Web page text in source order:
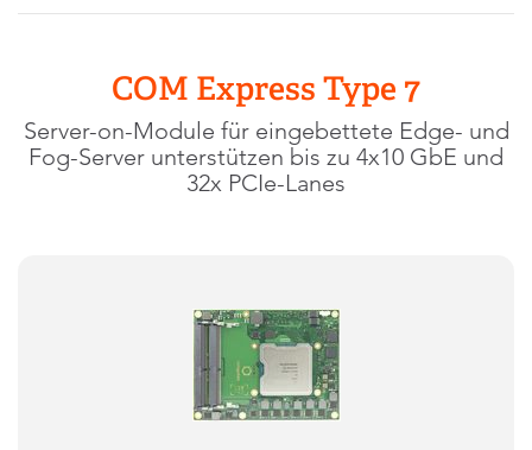
COM Express Type 7
Server-on-Module für eingebettete Edge- und
Fog-Server unterstützen bis zu 4x10 GbE und
32x PCIe-Lanes